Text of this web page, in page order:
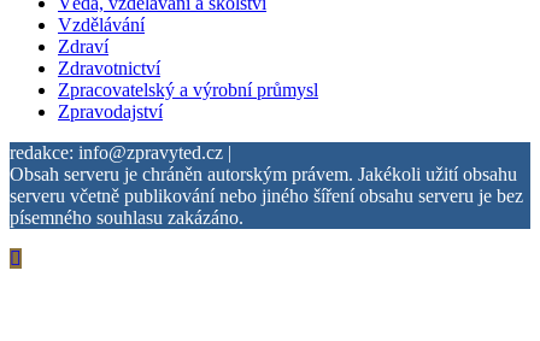
Vzdělávání
Zdraví
Zdravotnictví
Zpracovatelský a výrobní průmysl
Zpravodajství
redakce: info@zpravyted.cz |
Obsah serveru je chráněn autorským právem. Jakékoli užití obsahu
serveru včetně publikování nebo jiného šíření obsahu serveru je bez
písemného souhlasu zakázáno.